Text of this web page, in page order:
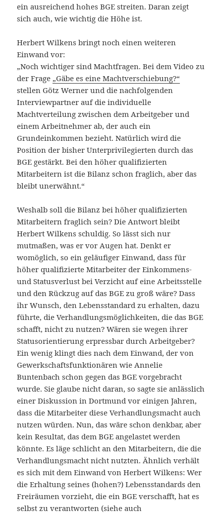
ein ausreichend hohes BGE streiten. Daran zeigt
sich auch, wie wichtig die Höhe ist.
Herbert Wilkens bringt noch einen weiteren
Einwand vor:
„Noch wichtiger sind Machtfragen. Bei dem Video zu
der Frage „Gäbe es eine Machtverschiebung?“
stellen Götz Werner und die nachfolgenden
Interviewpartner auf die individuelle
Machtverteilung zwischen dem Arbeitgeber und
einem Arbeitnehmer ab, der auch ein
Grundeinkommen bezieht. Natürlich wird die
Position der bisher Unterprivilegierten durch das
BGE gestärkt. Bei den höher qualifizierten
Mitarbeitern ist die Bilanz schon fraglich, aber das
bleibt unerwähnt.“
Weshalb soll die Bilanz bei höher qualifizierten
Mitarbeitern fraglich sein? Die Antwort bleibt
Herbert Wilkens schuldig. So lässt sich nur
mutmaßen, was er vor Augen hat. Denkt er
womöglich, so ein geläufiger Einwand, dass für
höher qualifizierte Mitarbeiter der Einkommens-
und Statusverlust bei Verzicht auf eine Arbeitsstelle
und den Rückzug auf das BGE zu groß wäre? Dass
ihr Wunsch, den Lebensstandard zu erhalten, dazu
führte, die Verhandlungsmöglichkeiten, die das BGE
schafft, nicht zu nutzen? Wären sie wegen ihrer
Statusorientierung erpressbar durch Arbeitgeber?
Ein wenig klingt dies nach dem Einwand, der von
Gewerkschaftsfunktionären wie Annelie
Buntenbach schon gegen das BGE vorgebracht
wurde. Sie glaube nicht daran, so sagte sie anlässlich
einer Diskussion in Dortmund vor einigen Jahren,
dass die Mitarbeiter diese Verhandlungsmacht auch
nutzen würden. Nun, das wäre schon denkbar, aber
kein Resultat, das dem BGE angelastet werden
könnte. Es läge schlicht an den Mitarbeitern, die die
Verhandlungsmacht nicht nutzten. Ähnlich verhält
es sich mit dem Einwand von Herbert Wilkens: Wer
die Erhaltung seines (hohen?) Lebensstandards den
Freiräumen vorzieht, die ein BGE verschafft, hat es
selbst zu verantworten (siehe auch